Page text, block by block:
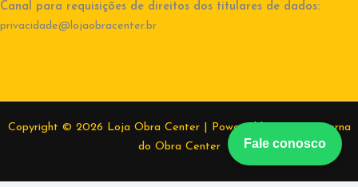
Canal para requisições de direitos dos titulares de dados:
privacidade@lojaobracenter.br
Fale conosco
Copyright © 2026 Loja Obra Center | Powered by Equipe interna
do Obra Center